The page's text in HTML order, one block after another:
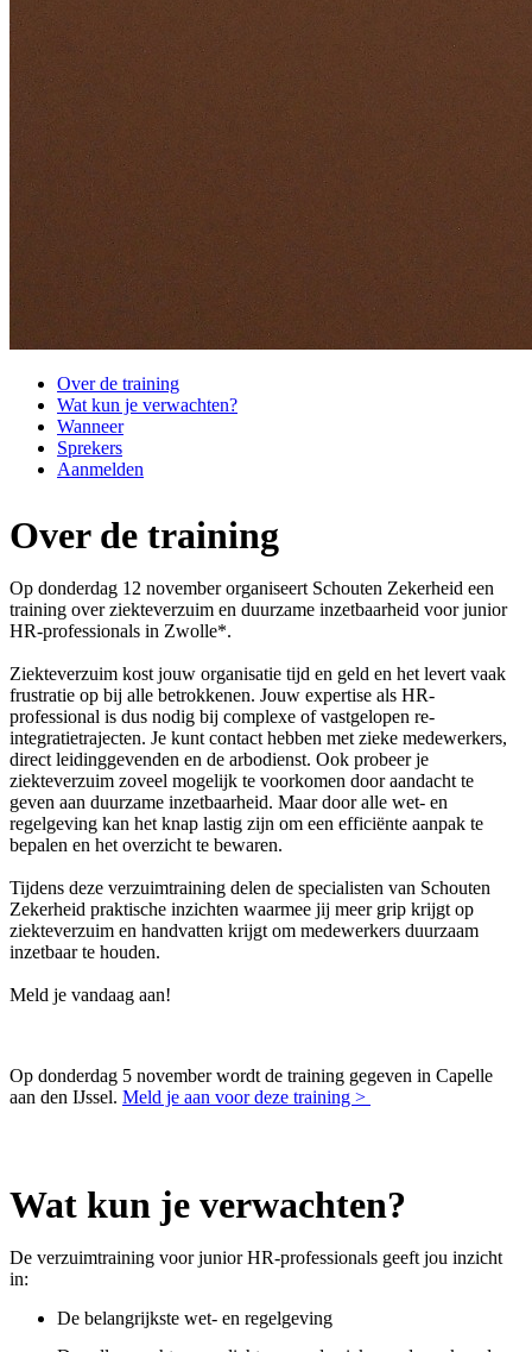
Over de training
Wat kun je verwachten?
Wanneer
Sprekers
Aanmelden
Over de training
Op donderdag 12 november organiseert Schouten Zekerheid een
training over ziekteverzuim en duurzame inzetbaarheid voor junior
HR-professionals in Zwolle*.
Ziekteverzuim kost jouw organisatie tijd en geld en het levert vaak
frustratie op bij alle betrokkenen. Jouw expertise als HR-
professional is dus nodig bij complexe of vastgelopen re-
integratietrajecten. Je kunt contact hebben met zieke medewerkers,
direct leidinggevenden en de arbodienst. Ook probeer je
ziekteverzuim zoveel mogelijk te voorkomen door aandacht te
geven aan duurzame inzetbaarheid. Maar door alle wet- en
regelgeving kan het knap lastig zijn om een efficiënte aanpak te
bepalen en het overzicht te bewaren.
Tijdens deze verzuimtraining delen de specialisten van Schouten
Zekerheid praktische inzichten waarmee jij meer grip krijgt op
ziekteverzuim en handvatten krijgt om medewerkers duurzaam
inzetbaar te houden.
Meld je vandaag aan!
Op donderdag 5 november wordt de training gegeven in Capelle
aan den IJssel. Meld je aan voor deze training >
Wat kun je verwachten?
De verzuimtraining voor junior HR-professionals geeft jou inzicht
in:
De belangrijkste wet- en regelgeving